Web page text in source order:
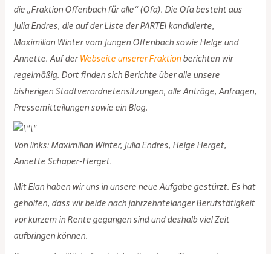
die „Fraktion Offenbach für alle“ (Ofa). Die Ofa besteht aus
Julia Endres, die auf der Liste der PARTEI kandidierte,
Maximilian Winter vom Jungen Offenbach sowie Helge und
Annette. Auf derWebseite unserer Fraktion berichten wir
regelmäßig. Dort finden sich Berichte über alle unsere
bisherigen Stadtverordnetensitzungen, alle Anträge, Anfragen,
Pressemitteilungen sowie ein Blog.
Von links: Maximilian Winter, Julia Endres, Helge Herget,
Annette Schaper-Herget.
Mit Elan haben wir uns in unsere neue Aufgabe gestürzt. Es hat
geholfen, dass wir beide nach jahrzehntelanger Berufstätigkeit
vor kurzem in Rente gegangen sind und deshalb viel Zeit
aufbringen können.